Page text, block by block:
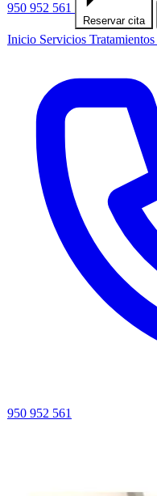
950 952 561
Reservar cita
Inicio Servicios Tratamientos
950 952 561